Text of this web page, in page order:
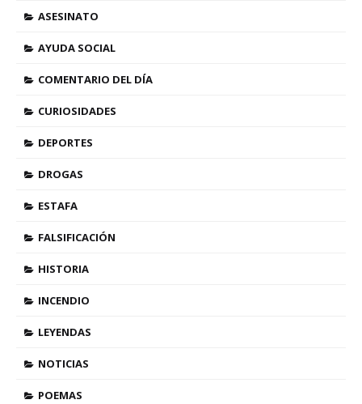
ASESINATO
AYUDA SOCIAL
COMENTARIO DEL DÍA
CURIOSIDADES
DEPORTES
DROGAS
ESTAFA
FALSIFICACIÓN
HISTORIA
INCENDIO
LEYENDAS
NOTICIAS
POEMAS